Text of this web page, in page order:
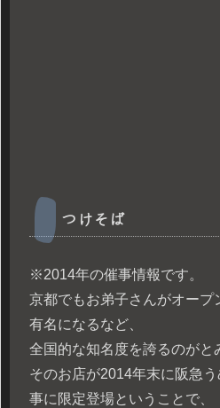
つけそば
※2014年の催事情報です。
京都でもお弟子さんがオープ
有名になるなど、
全国的な知名度を誇るのがと
そのお店が2014年末に阪急
事に限定登場ということで、